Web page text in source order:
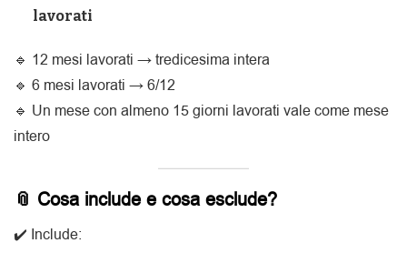
lavorati
🔹 12 mesi lavorati → tredicesima intera
🔹 6 mesi lavorati → 6/12
🔹 Un mese con almeno 15 giorni lavorati vale come mese
intero
📎 Cosa include e cosa esclude?
✔️ Include: